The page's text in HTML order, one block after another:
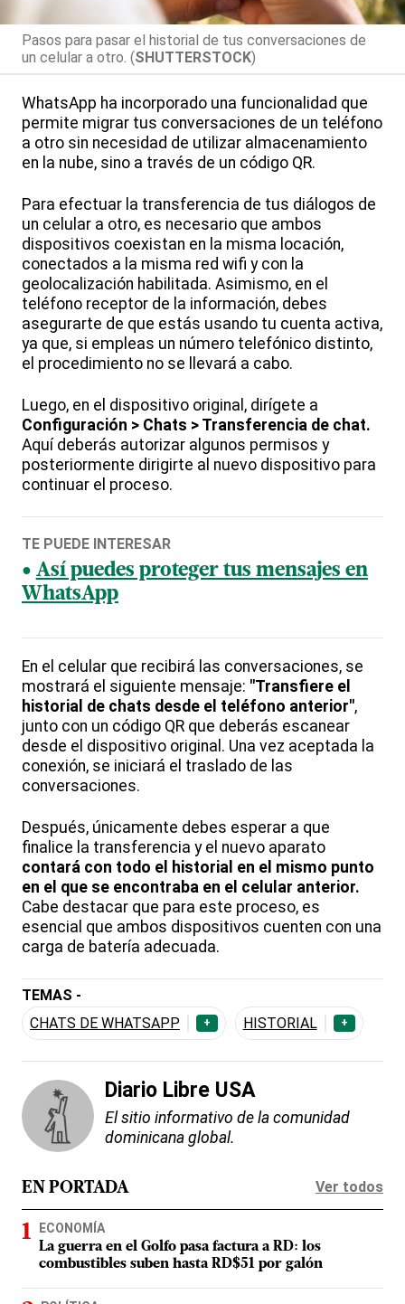
Pasos para pasar el historial de tus conversaciones de
un celular a otro. (SHUTTERSTOCK)
WhatsApp ha incorporado una funcionalidad que
permite migrar tus conversaciones de un teléfono
a otro sin necesidad de utilizar almacenamiento
en la nube, sino a través de un código QR.
Para efectuar la transferencia de tus diálogos de
un celular a otro, es necesario que ambos
dispositivos coexistan en la misma locación,
conectados a la misma red wifi y con la
geolocalización habilitada. Asimismo, en el
teléfono receptor de la información, debes
asegurarte de que estás usando tu cuenta activa,
ya que, si empleas un número telefónico distinto,
el procedimiento no se llevará a cabo.
Luego, en el dispositivo original, dirígete a
Configuración > Chats > Transferencia de chat.
Aquí deberás autorizar algunos permisos y
posteriormente dirigirte al nuevo dispositivo para
continuar el proceso.
TE PUEDE INTERESAR
Así puedes proteger tus mensajes en
WhatsApp
En el celular que recibirá las conversaciones, se
mostrará el siguiente mensaje: "Transfiere el
historial de chats desde el teléfono anterior",
junto con un código QR que deberás escanear
desde el dispositivo original. Una vez aceptada la
conexión, se iniciará el traslado de las
conversaciones.
Después, únicamente debes esperar a que
finalice la transferencia y el nuevo aparato
contará con todo el historial en el mismo punto
en el que se encontraba en el celular anterior.
Cabe destacar que para este proceso, es
esencial que ambos dispositivos cuenten con una
carga de batería adecuada.
TEMAS -
CHATS DE WHATSAPP
+ HISTORIAL +
Diario Libre USA
El sitio informativo de la comunidad
dominicana global.
EN PORTADA Ver todos
ECONOMÍA
La guerra en el Golfo pasa factura a RD: los
combustibles suben hasta RD$51 por galón